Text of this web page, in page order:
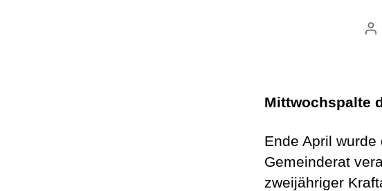
Mittwochspalte
Ende April
Gemeinderat
zweijähriger